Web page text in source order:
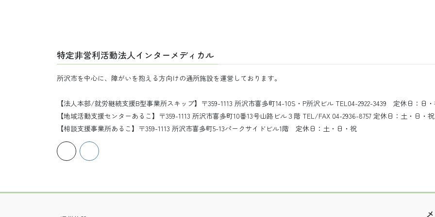
特定非営利活動法人インターメディカル
所沢市を中心に、障がいを抱える方向けの通所施設を運営しております。
【法人本部/就労継続支援B型事業所スキップ】〒359-1113 所沢市喜多町14-10S・P所沢ビル TEL04-2922-3439 定休日：日
【地域活動支援センターあるこ】〒359-1113 所沢市喜多町10番13号山路ビル３階 TEL/FAX 04-2936-8757 定休日：土・日・祝
【相談支援事業所あるこ】〒359-1113 所沢市喜多町5-13パークサイドビル1階 定休日：土・日・祝